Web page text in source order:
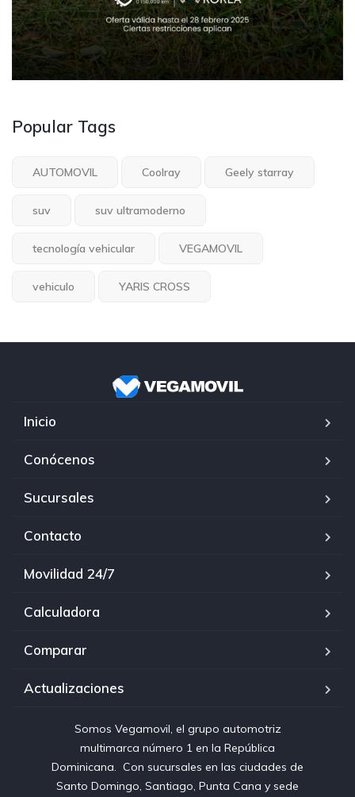
Popular Tags
AUTOMOVIL Coolray Geely starray
suv suv ultramoderno
tecnología vehicular VEGAMOVIL
vehiculo YARIS CROSS
Inicio
Conócenos
Sucursales
Contacto
Movilidad 24/7
Calculadora
Comparar
Actualizaciones
Somos Vegamovil, el grupo automotriz
multimarca número 1 en la República
Dominicana⁣. ⁣ Con sucursales en las ciudades de
Santo Domingo, Santiago, Punta Cana y sede